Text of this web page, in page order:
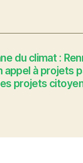
du climat :
appel à projets
projets